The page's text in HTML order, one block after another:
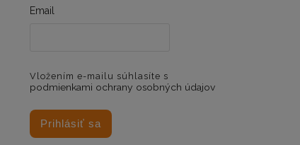
Email
Vložením e-mailu súhlasíte s
podmienkami ochrany osobných údajov
Prihlásiť sa